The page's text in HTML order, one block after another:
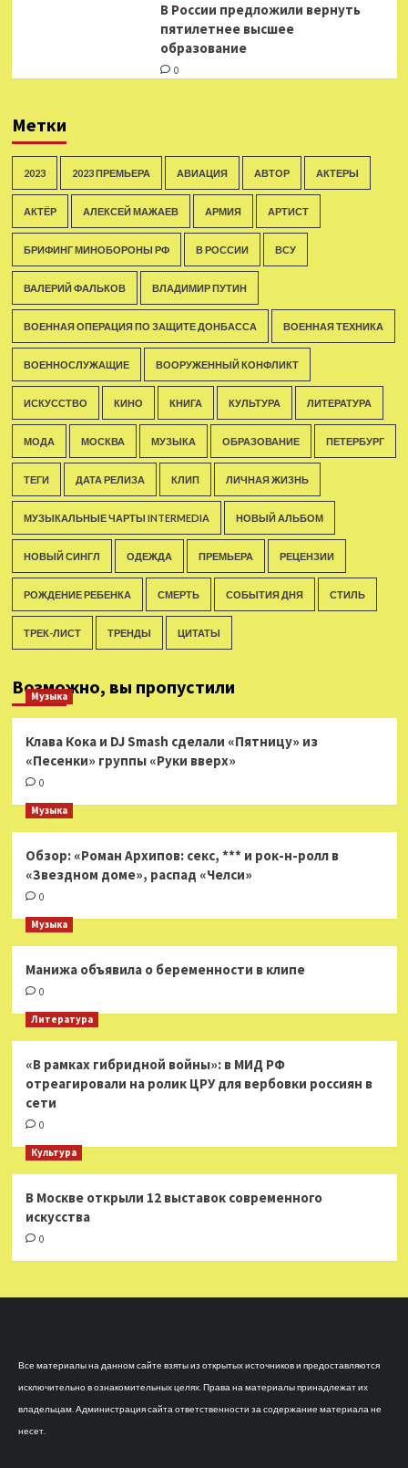
В России предложили вернуть
пятилетнее высшее
образование
0
Метки
2023 2023 ПРЕМЬЕРА АВИАЦИЯ АВТОР АКТЕРЫ
АКТЁР АЛЕКСЕЙ МАЖАЕВ АРМИЯ АРТИСТ
БРИФИНГ МИНОБОРОНЫ РФ В РОССИИ ВСУ
ВАЛЕРИЙ ФАЛЬКОВ ВЛАДИМИР ПУТИН
ВОЕННАЯ ОПЕРАЦИЯ ПО ЗАЩИТЕ ДОНБАССА ВОЕННАЯ ТЕХНИКА
ВОЕННОСЛУЖАЩИЕ ВООРУЖЕННЫЙ КОНФЛИКТ
ИСКУССТВО КИНО КНИГА КУЛЬТУРА ЛИТЕРАТУРА
МОДА МОСКВА МУЗЫКА ОБРАЗОВАНИЕ ПЕТЕРБУРГ
ТЕГИ ДАТА РЕЛИЗА КЛИП ЛИЧНАЯ ЖИЗНЬ
МУЗЫКАЛЬНЫЕ ЧАРТЫ INTERMEDIA НОВЫЙ АЛЬБОМ
НОВЫЙ СИНГЛ ОДЕЖДА ПРЕМЬЕРА РЕЦЕНЗИИ
РОЖДЕНИЕ РЕБЕНКА СМЕРТЬ СОБЫТИЯ ДНЯ СТИЛЬ
ТРЕК-ЛИСТ ТРЕНДЫ ЦИТАТЫ
Возможно, вы пропустили
Музыка
Клава Кока и DJ Smash сделали «Пятницу» из
«Песенки» группы «Руки вверх»
0
Музыка
Обзор: «Роман Архипов: секс, *** и рок-н-ролл в
«Звездном доме», распад «Челси»
0
Музыка
Манижа объявила о беременности в клипе
0
Литература
«В рамках гибридной войны»: в МИД РФ
отреагировали на ролик ЦРУ для вербовки россиян в
сети
0
Культура
В Москве открыли 12 выставок современного
искусства
0
Все материалы на данном сайте взяты из открытых источников и предоставляются
исключительно в ознакомительных целях. Права на материалы принадлежат их
владельцам. Администрация сайта ответственности за содержание материала не
несет.